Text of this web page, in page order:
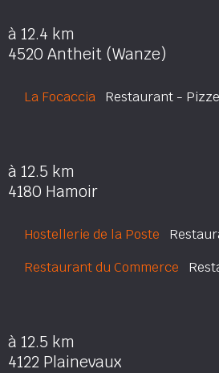
à 12.4 km
4520 Antheit (Wanze)
La Focaccia Restaurant -
à 12.5 km
4180 Hamoir
Hostellerie de la Poste
Restaurant du Commerce
à 12.5 km
4122 Plainevaux